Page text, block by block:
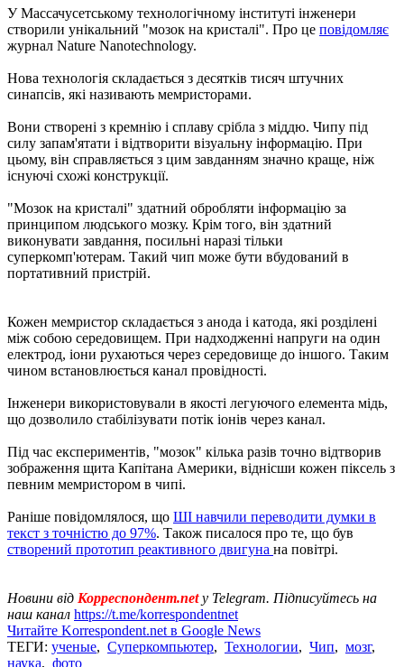
У Массачусетському технологічному інституті інженери
створили унікальний "мозок на кристалі". Про це повідомляє
журнал Nature Nanotechnology.
Нова технологія складається з десятків тисяч штучних
синапсів, які називають мемристорами.
Вони створені з кремнію і сплаву срібла з міддю. Чипу під
силу запам'ятати і відтворити візуальну інформацію. При
цьому, він справляється з цим завданням значно краще, ніж
існуючі схожі конструкції.
"Мозок на кристалі" здатний обробляти інформацію за
принципом людського мозку. Крім того, він здатний
виконувати завдання, посильні наразі тільки
суперкомп'ютерам. Такий чип може бути вбудований в
портативний пристрій.
Кожен мемристор складається з анода і катода, які розділені
між собою середовищем. При надходженні напруги на один
електрод, іони рухаються через середовище до іншого. Таким
чином встановлюється канал провідності.
Інженери використовували в якості легуючого елемента мідь,
що дозволило стабілізувати потік іонів через канал.
Під час експериментів, "мозок" кілька разів точно відтворив
зображення щита Капітана Америки, віднісши кожен піксель з
певним мемристором в чипі.
Раніше повідомлялося, що ШІ навчили переводити думки в
текст з точністю до 97%. Також писалося про те, що був
створений прототип реактивного двигуна на повітрі.
Новини від Корреспондент.net у Telegram. Підписуйтесь на
наш канал https://t.me/korrespondentnet
Читайте Korrespondent.net в Google News
ТЕГИ: ученые, Суперкомпьютер, Технологии, Чип, мозг,
наука, фото